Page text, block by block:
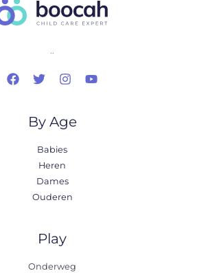
..
By Age
Babies
Heren
Dames
Ouderen
Play
Onderweg